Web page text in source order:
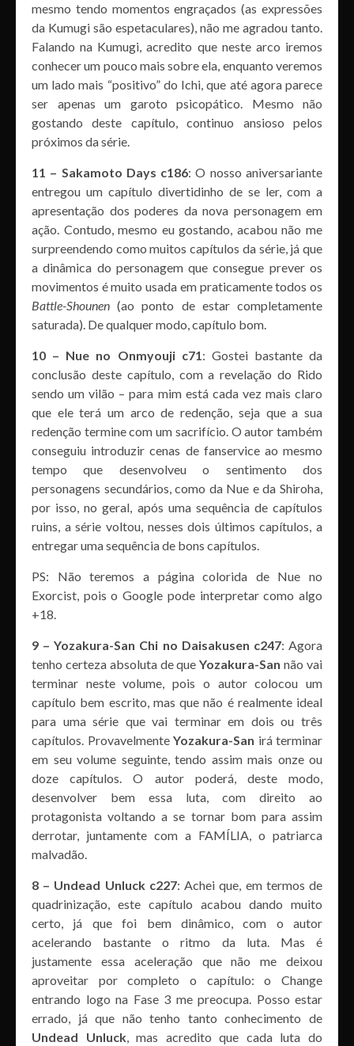
mesmo tendo momentos engraçados (as expressões
da Kumugi são espetaculares), não me agradou tanto.
Falando na Kumugi, acredito que neste arco iremos
conhecer um pouco mais sobre ela, enquanto veremos
um lado mais “positivo” do Ichi, que até agora parece
ser apenas um garoto psicopático. Mesmo não
gostando deste capítulo, continuo ansioso pelos
próximos da série.
11 – Sakamoto Days c186: O nosso aniversariante
entregou um capítulo divertidinho de se ler, com a
apresentação dos poderes da nova personagem em
ação. Contudo, mesmo eu gostando, acabou não me
surpreendendo como muitos capítulos da série, já que
a dinâmica do personagem que consegue prever os
movimentos é muito usada em praticamente todos os
Battle-Shounen (ao ponto de estar completamente
saturada). De qualquer modo, capítulo bom.
10 – Nue no Onmyouji c71 : Gostei bastante da
conclusão deste capítulo, com a revelação do Rido
sendo um vilão – para mim está cada vez mais claro
que ele terá um arco de redenção, seja que a sua
redenção termine com um sacrifício. O autor também
conseguiu introduzir cenas de fanservice ao mesmo
tempo que desenvolveu o sentimento dos
personagens secundários, como da Nue e da Shiroha,
por isso, no geral, após uma sequência de capítulos
ruins, a série voltou, nesses dois últimos capítulos, a
entregar uma sequência de bons capítulos.
PS: Não teremos a página colorida de Nue no
Exorcist, pois o Google pode interpretar como algo
+18.
9 – Yozakura-San Chi no Daisakusen c247: Agora
tenho certeza absoluta de queYozakura-San não vai
terminar neste volume, pois o autor colocou um
capítulo bem escrito, mas que não é realmente ideal
para uma série que vai terminar em dois ou três
capítulos. Provavelmente Yozakura-San irá terminar
em seu volume seguinte, tendo assim mais onze ou
doze capítulos. O autor poderá, deste modo,
desenvolver bem essa luta, com direito ao
protagonista voltando a se tornar bom para assim
derrotar, juntamente com a FAMÍLIA, o patriarca
malvadão.
8 – Undead Unluck c227: Achei que, em termos de
quadrinização, este capítulo acabou dando muito
certo, já que foi bem dinâmico, com o autor
acelerando bastante o ritmo da luta. Mas é
justamente essa aceleração que não me deixou
aproveitar por completo o capítulo: o Change
entrando logo na Fase 3 me preocupa. Posso estar
errado, já que não tenho tanto conhecimento de
Undead Unluck, mas acredito que cada luta do